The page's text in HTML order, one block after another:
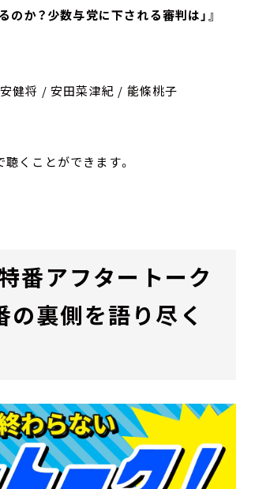
か？少数与党に下される審判は」』
健将 / 安田菜津紀 / 能條桃子
聴くことができます。
アフタートーク
の裏側を語り尽く